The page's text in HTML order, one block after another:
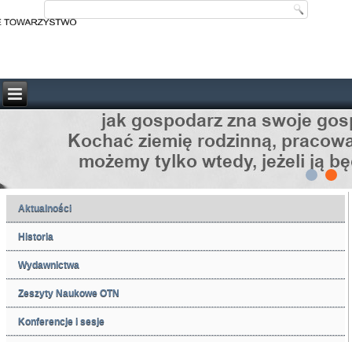
Aktualności
Historia
Wydawnictwa
Zeszyty Naukowe OTN
Konferencje i sesje